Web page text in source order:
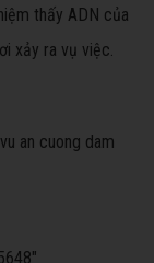
thấy ADN của
xảy ra vụ việc.